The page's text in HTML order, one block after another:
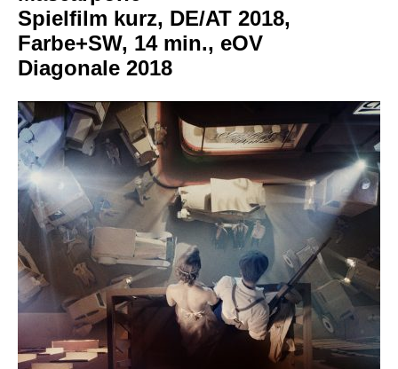
Spielfilm kurz, DE/AT 2018,
Farbe+SW, 14 min., eOV
Diagonale 2018